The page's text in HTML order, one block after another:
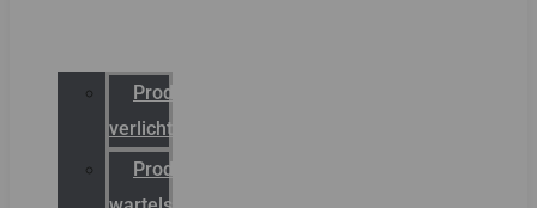
Productcatalogus
verlichting
Productcatalogus